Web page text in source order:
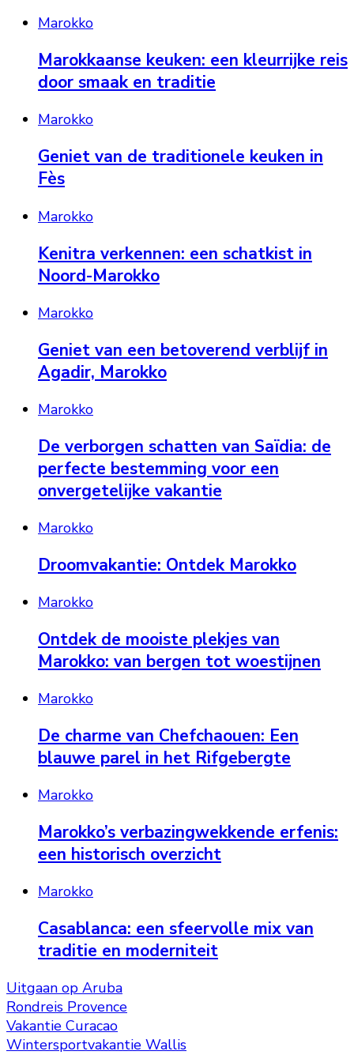
Marokko
Marokkaanse keuken: een kleurrijke reis
door smaak en traditie
Marokko
Geniet van de traditionele keuken in
Fès
Marokko
Kenitra verkennen: een schatkist in
Noord-Marokko
Marokko
Geniet van een betoverend verblijf in
Agadir, Marokko
Marokko
De verborgen schatten van Saïdia: de
perfecte bestemming voor een
onvergetelijke vakantie
Marokko
Droomvakantie: Ontdek Marokko
Marokko
Ontdek de mooiste plekjes van
Marokko: van bergen tot woestijnen
Marokko
De charme van Chefchaouen: Een
blauwe parel in het Rifgebergte
Marokko
Marokko’s verbazingwekkende erfenis:
een historisch overzicht
Marokko
Casablanca: een sfeervolle mix van
traditie en moderniteit
Uitgaan op Aruba
Rondreis Provence
Vakantie Curacao
Wintersportvakantie Wallis